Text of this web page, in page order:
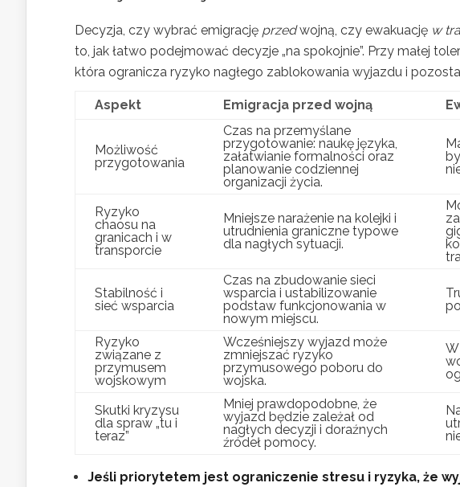
Decyzja, czy wybrać emigrację przedwojną, czy ewakuację w
to, jak łatwo podejmować decyzje „na spokojnie”. Przy małej
która ogranicza ryzyko nagłego zablokowania wyjazdu i
Aspekt Emigracja przed wojną
Możliwość
przygotowania
Czas na przemyślane
przygotowanie: naukę języka,
załatwianie formalności oraz
planowanie codziennej
organizacji życia.
Ryzyko
chaosu na
granicach i w
transporcie
Mniejsze narażenie na kolejki i
utrudnienia graniczne typowe
dla nagłych sytuacji.
Stabilność i
sieć wsparcia
Czas na zbudowanie sieci
wsparcia i ustabilizowanie
podstaw funkcjonowania w
nowym miejscu.
Ryzyko
związane z
przymusem
wojskowym
Wcześniejszy wyjazd może
zmniejszać ryzyko
przymusowego poboru do
wojska.
Skutki kryzysu
dla spraw „tu i
teraz”
Mniej prawdopodobne, że
wyjazd będzie zależał od
nagłych decyzji i doraźnych
źródeł pomocy.
Jeśli priorytetem jest ograniczenie stresu i ryzyka, że